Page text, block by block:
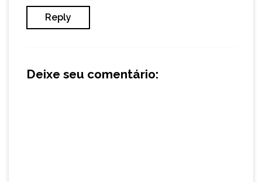
Reply
Deixe seu comentário: